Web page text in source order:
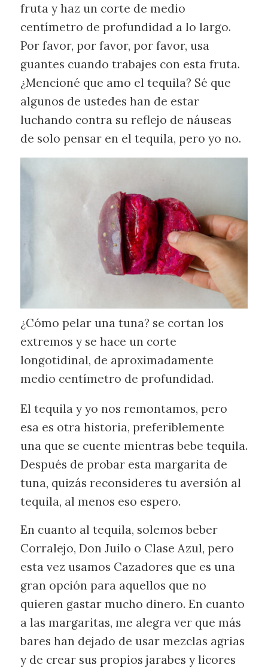
fruta y haz un corte de medio
centímetro de profundidad a lo largo.
Por favor, por favor, por favor, usa
guantes cuando trabajes con esta fruta.
¿Mencioné que amo el tequila? Sé que
algunos de ustedes han de estar
luchando contra su reflejo de náuseas
de solo pensar en el tequila, pero yo no.
¿Cómo pelar una tuna? se cortan los
extremos y se hace un corte
longotidinal, de aproximadamente
medio centímetro de profundidad.
El tequila y yo nos remontamos, pero
esa es otra historia, preferiblemente
una que se cuente mientras bebe tequila.
Después de probar esta margarita de
tuna, quizás reconsideres tu aversión al
tequila, al menos eso espero.
En cuanto al tequila, solemos beber
Corralejo, Don Juilo o Clase Azul, pero
esta vez usamos Cazadores que es una
gran opción para aquellos que no
quieren gastar mucho dinero. En cuanto
a las margaritas, me alegra ver que más
bares han dejado de usar mezclas agrias
y de crear sus propios jarabes y licores